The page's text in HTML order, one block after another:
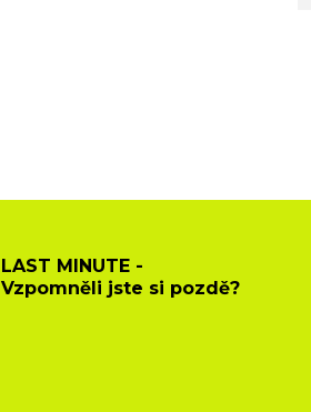
LAST MINUTE -
Vzpomněli jste si pozdě?